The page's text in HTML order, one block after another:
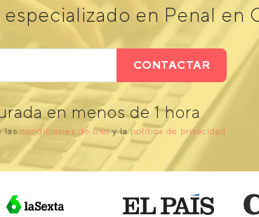
en Penal en
CONTACTAR
en menos de 1 hora
las condiciones de usoy lapolítica de privacidad